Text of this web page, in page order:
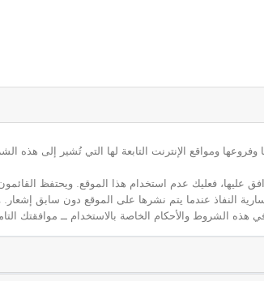
ومواقع الإنترنت التابعة لها التي تُشير إلى هذه
عليها، فعليك عدم استخدام هذا الموقع. ويحتفظ
سارية النفاذ عندما يتم نشرها على الموقع دون سابق
الشروط والأحكام الخاصة بالاستخدام ــ موافقتك